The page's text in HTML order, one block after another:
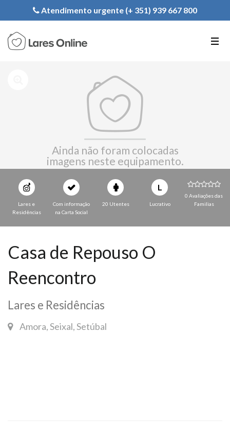
Registe a sua Instituição
Atendimento urgente (+ 351) 939 667 800
Ainda não foram colocadas
imagens neste equipamento.
Lares e
Residências
Com informação
na Carta Social
20 Utentes
L
Lucrativo
0 Avaliações das
Familias
Casa de Repouso O
Reencontro
Lares e Residências
Amora, Seixal, Setúbal